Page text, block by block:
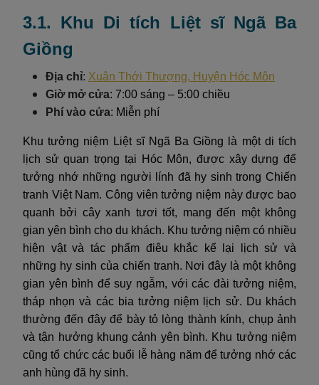
3.1. Khu Di tích Liệt sĩ Ngã Ba
Giồng
Địa chỉ: Xuân Thới Thượng, Huyện Hóc Môn
Giờ mở cửa: 7:00 sáng – 5:00 chiều
Phí vào cửa: Miễn phí
Khu tưởng niệm Liệt sĩ Ngã Ba Giồng là một di tích
lịch sử quan trọng tại Hóc Môn, được xây dựng để
tưởng nhớ những người lính đã hy sinh trong Chiến
tranh Việt Nam. Công viên tưởng niệm này được bao
quanh bởi cây xanh tươi tốt, mang đến một không
gian yên bình cho du khách. Khu tưởng niệm có nhiều
hiện vật và tác phẩm điêu khắc kể lại lịch sử và
những hy sinh của chiến tranh. Nơi đây là một không
gian yên bình để suy ngẫm, với các đài tưởng niệm,
tháp nhọn và các bia tưởng niệm lịch sử. Du khách
thường đến đây để bày tỏ lòng thành kính, chụp ảnh
và tận hưởng khung cảnh yên bình. Khu tưởng niệm
cũng tổ chức các buổi lễ hàng năm để tưởng nhớ các
anh hùng đã hy sinh.